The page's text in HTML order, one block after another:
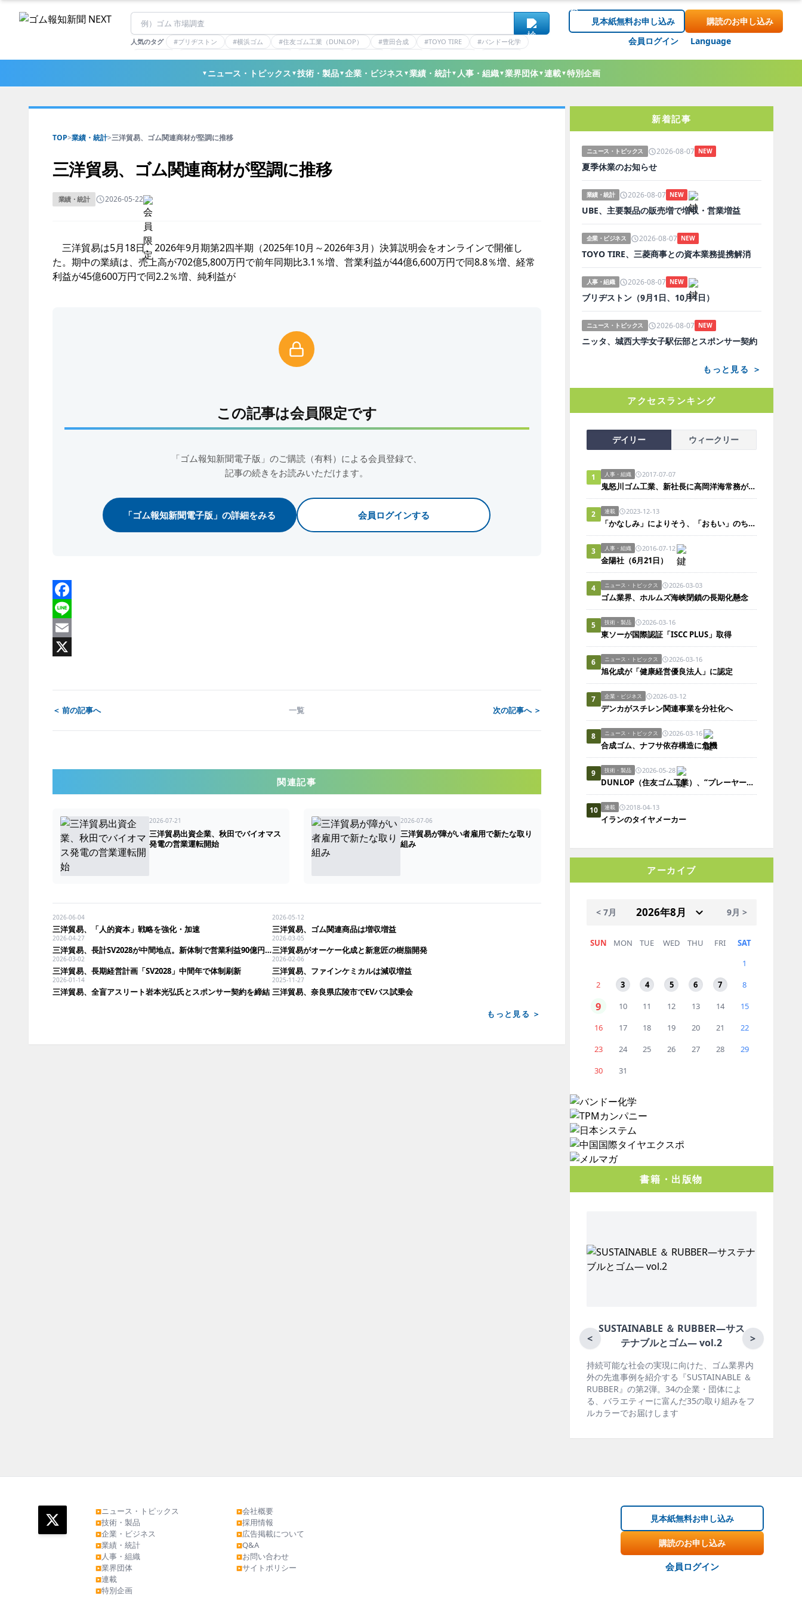
人気のタグ #ブリヂストン #横浜ゴム #住友ゴム工業（DUNLOP） #豊田合成 #TOYO TIRE
#バンドー化学
#東ソー
見本紙無料お申し込み
購読のお申し込み
会員ログイン
Language
▼ ニュース・トピックス ▼技術・製品▼企業・ビジネス ▼業績・統計▼ 人事・組織▼業界団体▼連載▼特別企画
TOP>業績・統計>三洋貿易、ゴム関連商材が堅調に推移
三洋貿易、ゴム関連商材が堅調に推移
業績・統計 2026-05-22
三洋貿易は5月18日、2026年9月期第2四半期（2025年10月～2026年3月）決算説明会をオンラインで開催し
た。期中の業績は、売上高が702億5,800万円で前年同期比3.1％増、営業利益が44億6,600万円で同8.8％増、経常
利益が45億600万円で同2.2％増、純利益が
この記事は会員限定です
「ゴム報知新聞電子版」のご購読（有料）による会員登録で、
記事の続きをお読みいただけます。
「ゴム報知新聞電子版」の詳細をみる 会員ログインする
Facebook
Line
Email
＜ 前の記事へ 一覧 次の記事へ ＞
関連記事
2026-07-21
三洋貿易出資企業、秋田でバイオマス
発電の営業運転開始
2026-07-06
三洋貿易が障がい者雇用で新たな取り
組み
2026-06-04
三洋貿易、「人的資本」戦略を強化・加速
2026-05-12
三洋貿易、ゴム関連商品は増収増益
2026-04-27
三洋貿易、長計SV2028が中間地点。新体制で営業利益90億円達成へ加速
2026-03-05
三洋貿易がオーケー化成と新意匠の樹脂開発
2026-03-02
三洋貿易、長期経営計画「SV2028」中間年で体制刷新
2026-02-06
三洋貿易、ファインケミカルは減収増益
2026-01-14
三洋貿易、全盲アスリート岩本光弘氏とスポンサー契約を締結
2025-11-27
三洋貿易、奈良県広陵市でEVバス試乗会
もっと見る ＞
新着記事
ニュース・トピックス 2026-08-07 NEW
夏季休業のお知らせ
業績・統計 2026-08-07 NEW
UBE、主要製品の販売増で増収・営業増益
企業・ビジネス 2026-08-07 NEW
TOYO TIRE、三菱商事との資本業務提携解消
人事・組織 2026-08-07 NEW
ブリヂストン（9月1日、10月1日）
ニュース・トピックス 2026-08-07 NEW
ニッタ、城西大学女子駅伝部とスポンサー契約
もっと見る ＞
アクセスランキング
デイリー ウィークリー
1 人事・組織 2017-07-07
鬼怒川ゴム工業、新社長に高岡洋海常務が就任
2 連載 2023-12-13
「かなしみ」によりそう、「おもい」のちから。「大悲」は風のごとく。
3 人事・組織 2016-07-12
金陽社（6月21日）
4 ニュース・トピックス 2026-03-03
ゴム業界、ホルムズ海峡閉鎖の長期化懸念
5 技術・製品 2026-03-16
東ソーが国際認証「ISCC PLUS」取得
6 ニュース・トピックス 2026-03-16
旭化成が「健康経営優良法人」に認定
7 企業・ビジネス 2026-03-12
デンカがスチレン関連事業を分社化へ
8 ニュース・トピックス 2026-03-16
合成ゴム、ナフサ依存構造に危機
9 技術・製品 2026-05-28
DUNLOP（住友ゴム工業）、“プレーヤーズファースト”の人工芝 「ハイブリッドターフREX」
10 連載 2018-04-13
イランのタイヤメーカー
アーカイブ
< 7月 9月 >
SUN MON TUE WED THU FRI
SAT
1
2
3 4 5 6 7 8
9 10 11 12 13 14
15
16
17 18 19 20 21
22
23
24 25 26 27 28
29
30
31
書籍・出版物
< >
SUSTAINABLE ＆ RUBBER―サス
テナブルとゴム― vol.2
持続可能な社会の実現に向けた、ゴム業界内
外の先進事例を紹介する『SUSTAINABLE ＆
RUBBER』の第2弾。34の企業・団体によ
る、バラエティーに富んだ35の取り組みをフ
ルカラーでお届けします
月刊ラバーイン
ゴム報知新聞の姉妹誌
製品・市場分野別の動
材料動向、設備・機械
ー、海外企業情報、統
▶ニュース・トピックス
▶技術・製品
▶企業・ビジネス
▶業績・統計
▶人事・組織
▶業界団体
▶連載
▶特別企画
▶会社概要
▶採用情報
▶広告掲載について
▶Q&A
▶お問い合わせ
▶サイトポリシー
見本紙無料お申し込み
購読のお申し込み
会員ログイン